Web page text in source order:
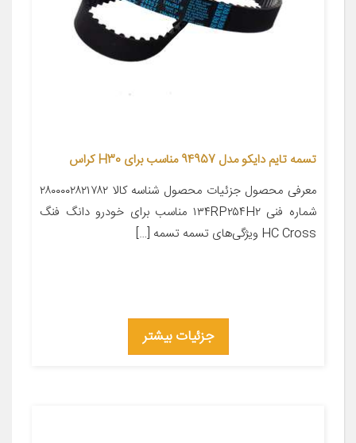
تسمه تایم دایکو مدل 94957 مناسب برای H30 کراس
معرفی محصول جزئیات محصول شناسه کالا ۲۸۰۰۰۰۲۸۲۱۷۸۲
شماره فنی ۱۳۴RP۲۵۴H۲ مناسب برای خودرو دانگ فنگ
HC Cross ویژگی‌های تسمه تسمه […]
جزئیات بیشتر